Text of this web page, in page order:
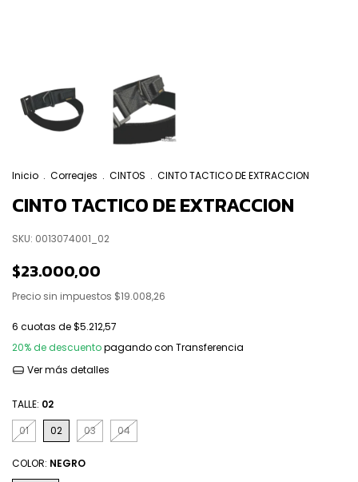
Inicio . Correajes . CINTOS . CINTO TACTICO DE EXTRACCION
CINTO TACTICO DE EXTRACCION
SKU: 0013074001_02
$23.000,00
Precio sin impuestos $19.008,26
6 cuotas de$5.212,57
20% de descuentopagando con Transferencia
Ver más detalles
TALLE: 02
01
02 03 04
COLOR: NEGRO